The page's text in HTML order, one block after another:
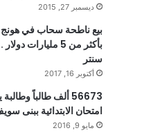
ديسمبر 27, 2015
بيع ناطحة سحاب في هونج
بأكثر من 5 مليارات
سنتر
أكتوبر 16, 2017
56673 ألف طالباً
امتحان الابتدائية ببنى
مايو 9, 2016